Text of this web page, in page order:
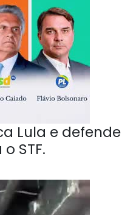
Lula e defende
STF.